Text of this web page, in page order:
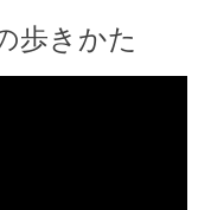
歩きかた